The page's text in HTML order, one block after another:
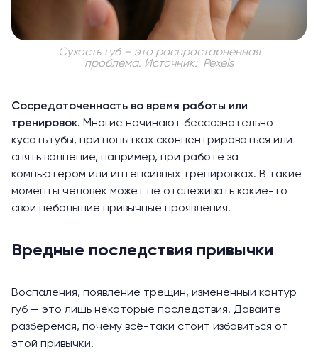
Сухость губ – это распростарненная
проблема. Источник: Pexels
Сосредоточенность во время работы или
тренировок. Многие начинают бессознательно
кусать губы, при попытках сконцентрироваться или
снять волнение, например, при работе за
компьютером или интенсивных тренировках. В такие
моменты человек может не отслеживать какие-то
свои небольшие привычные проявления.
Вредные последствия привычки
Воспаления, появление трещин, изменённый контур
губ — это лишь некоторые последствия. Давайте
разберёмся, почему всё-таки стоит избавиться от
этой привычки.